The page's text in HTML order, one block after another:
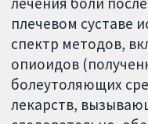
плечевом суставе
спектр методов,
опиоидов
болеутоляющих
лекарств,